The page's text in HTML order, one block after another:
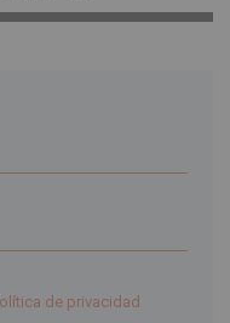
de privacidad